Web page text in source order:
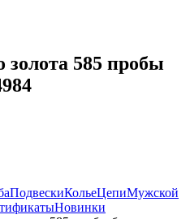
золота 585 пробы
ПодвескиКольеЦепиМужской
Новинки